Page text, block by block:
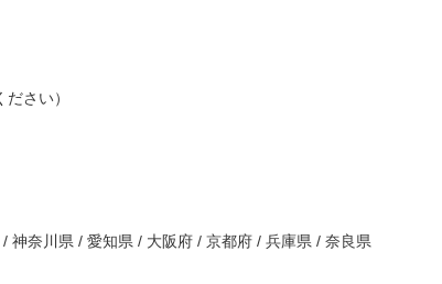
さい）
神奈川県 / 愛知県 / 大阪府 / 京都府 / 兵庫県 / 奈良県